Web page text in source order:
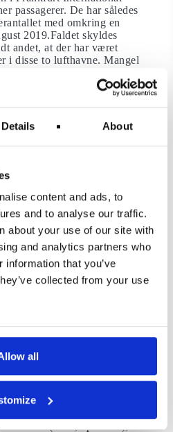
Details About
content and ads, to
and to analyse our traffic.
about your use of our site with
and analytics partners who
that you’ve
collected from your use
all
passagerer. De har således
med omkring en
2019.Faldet skyldes
andet, at der har været
i disse to lufthavne. Mangel
og andre vigtige
til at bede
Heathrow Airport
på antallet af daglige
begrænse generne for
denne sommerIfølge
flyrejser i
Læs også om
som Europas travleste
bidrager til
lufthavne
lufthavne rundt om i
fra før
fra lavprisselskaber i
var dog betydelige
blandt regionale
betjener populære
af lavprisselskaber,
omfatter blandt andet